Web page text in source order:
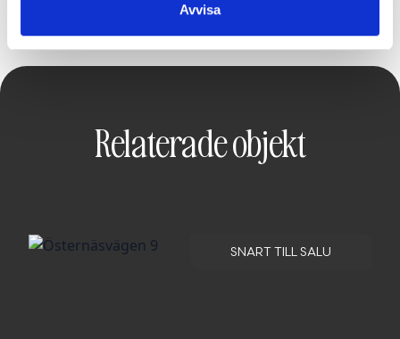
Avvisa
Relaterade objekt
SNART TILL SALU